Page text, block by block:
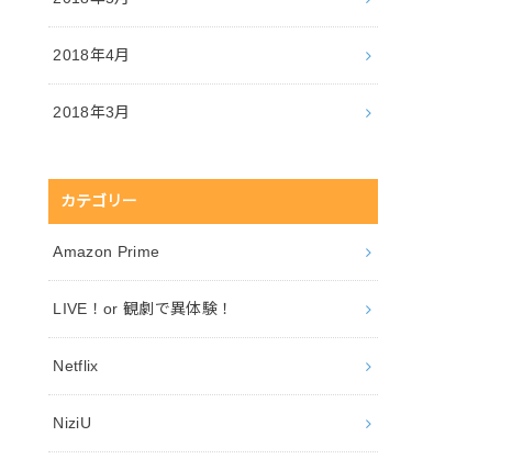
2018年4月
2018年3月
カテゴリー
Amazon Prime
LIVE！or 観劇で異体験！
Netflix
NiziU